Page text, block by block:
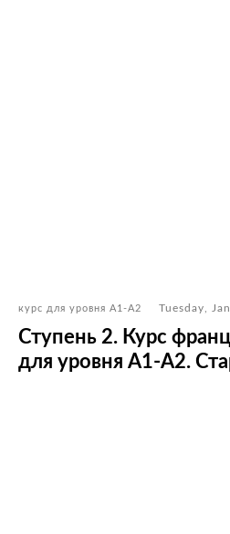
курс для уровня А1-А2 Tuesday,
Ступень 2. Курс
для уровня А1-А2.